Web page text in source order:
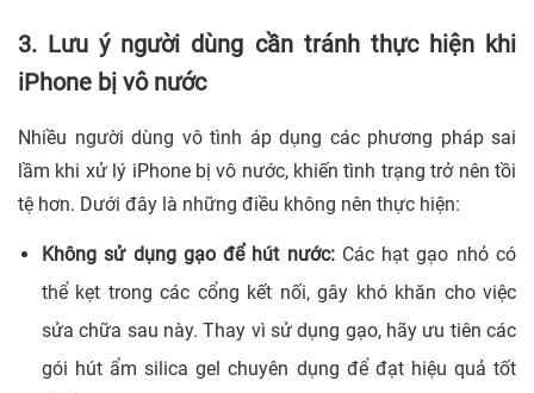
3. Lưu ý người dùng cần tránh thực hiện khi
iPhone bị vô nước
Nhiều người dùng vô tình áp dụng các phương pháp sai
lầm khi xử lý iPhone bị vô nước, khiến tình trạng trở nên tồi
tệ hơn. Dưới đây là những điều không nên thực hiện:
Không sử dụng gạo để hút nước: Các hạt gạo nhỏ có
thể kẹt trong các cổng kết nối, gây khó khăn cho việc
sửa chữa sau này. Thay vì sử dụng gạo, hãy ưu tiên các
gói hút ẩm silica gel chuyên dụng để đạt hiệu quả tốt